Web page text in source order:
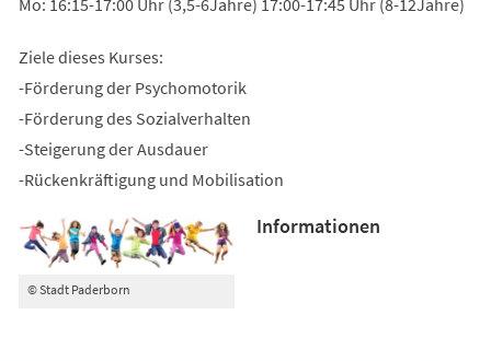
Ziele dieses Kurses:
-Förderung der Psychomotorik
-Förderung des Sozialverhalten
-Steigerung der Ausdauer
-Rückenkräftigung und Mobilisation
© Stadt Paderborn
Informationen